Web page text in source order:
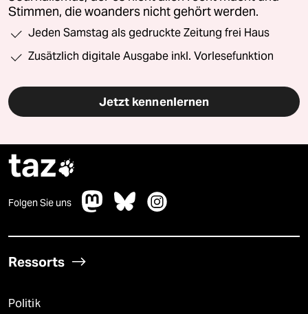
Stimmen, die woanders nicht gehört werden.
Jeden Samstag als gedruckte Zeitung frei Haus
Zusätzlich digitale Ausgabe inkl. Vorlesefunktion
Jetzt kennenlernen
taz
Folgen Sie uns
Ressorts
Politik